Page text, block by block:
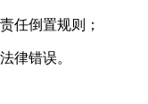
任倒置规则；
律错误。